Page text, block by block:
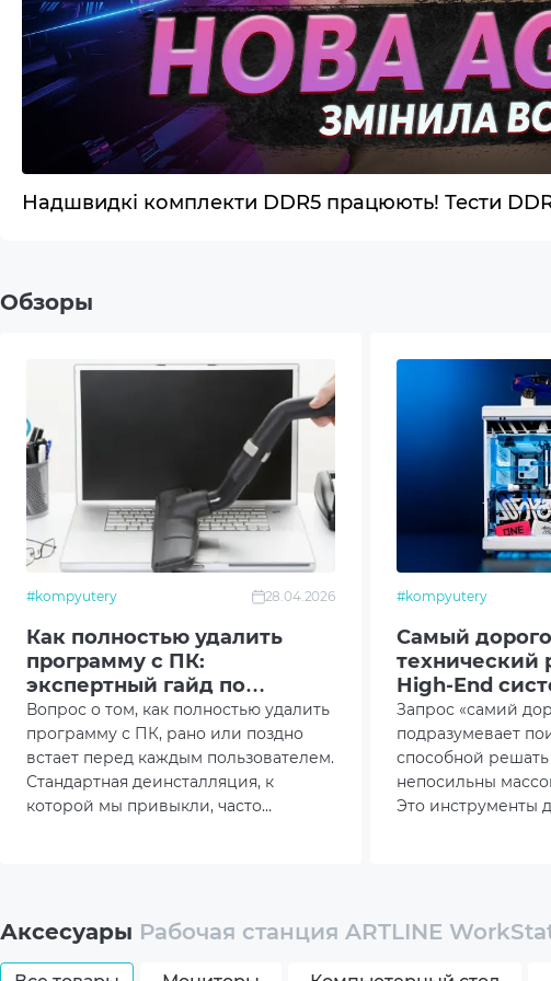
Сетевая карта 2.5Gb
Беспроводной модуль Wi-Fi Wi-Fi
Беспроводной модуль Bluetooth Bluetooth
Операционная система Windows 11
Система
Модуль
Комплектация ПК,
475x230x470
Вес (без упаковки), кг 14
Цвет Black
Гарантия 38мес.
Надшвидкі комплекти DDR5 працюють! Тести
Обзоры
#kompyutery 28.04.2026
Как полностью удалить
программу с ПК:
экспертный гайд по
очистке Windows, macOS и
Linux
Вопрос о том, как полностью удалить
программу с ПК, рано или поздно
встает перед каждым пользователем.
Стандартная деинсталляция, к
которой мы привыкли, часто
#kompyutery
Самый
технический
High-End
линейки
Запрос «самий
подразумевает
способной
непосильны
Это инструменты
Аксесуары Рабочая станция ARTLINE